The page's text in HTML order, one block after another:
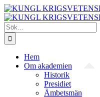
Fortsätt
till
innehållet
Sök
efter:
Hem
Om akademien
Historik
Presidiet
Ämbetsmän